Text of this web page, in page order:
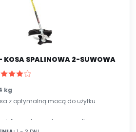
SPALINOWA 2-SUWOWA
kg
z optymalną mocą do użytku
żyłkowa, tarcza tnąca, szelki